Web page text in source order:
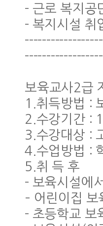
- 근로 복지공
- 복지시설 취
보육교사2급
1.취득방법 :
2.수강기간 :
3.수강대상 :
4.수업방법 :
5.취 득 후
- 보육시설에
– 어린이집 보
- 초등학교 보